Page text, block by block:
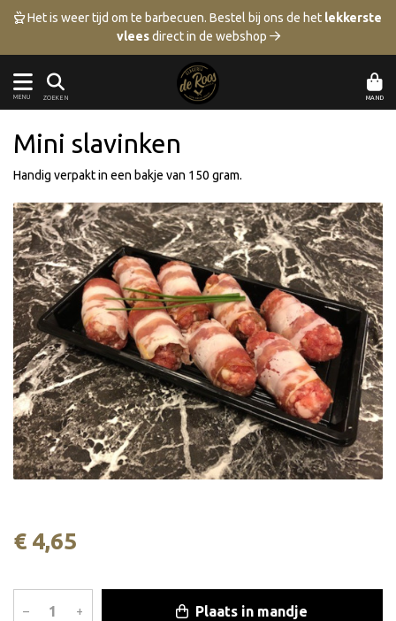
 Het is weer tijd om te barbecuen. Bestel bij ons de het lekkerste
vleesdirect in de webshop 
MENU ZOEKEN MAND
Mini slavinken
Handig verpakt in een bakje van 150 gram.
€ 4,65
– + Plaats in mandje